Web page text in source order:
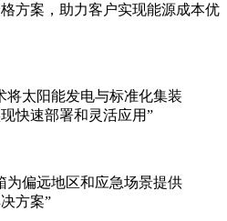
方案，助力客户实现能源成本优
将太阳能发电与标准化集装
快速部署和灵活应用”
为偏远地区和应急场景提供
方案”